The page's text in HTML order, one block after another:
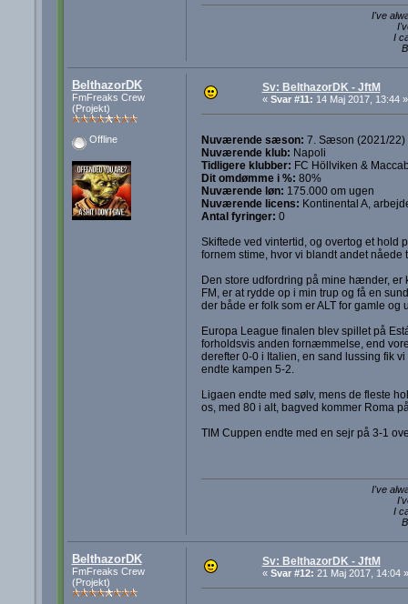
I've
I
BelthazorDK
FmFreaks Crew
(Projekt)
Offline
Sv: BelthazorDK - JftM
« Svar #11: 14 Maj 2017, 13:44 »
Nuværende sæson: 7. Sæson (2021/22)
Nuværende klub: Napoli
Tidligere klubber: FC Höllviken &
Dit omdømme i %: 80%
Nuværende løn: 175.000 om ugen
Nuværende licens: Kontinental A,
Antal fyringer: 0
Skiftede ved vintertid, og overtog et hold
fornem stime, hvor vi blandt andet
Den store udfordring på mine hænder,
FM, er at rydde op i min trup og få en
der både er folk som er ALT for gamle
Europa League finalen blev spillet på
forholdsvis anden fornæmmelse, end
derefter 0-0 i Italien, en sand lussing fik
endte kampen 5-2.
Ligaen endte med sølv, mens de fleste
os, med 80 i alt, bagved kommer Roma
TIM Cuppen endte med en sejr på 3-1
I've
I
BelthazorDK
FmFreaks Crew
(Projekt)
Sv: BelthazorDK - JftM
« Svar #12: 21 Maj 2017, 14:04 »